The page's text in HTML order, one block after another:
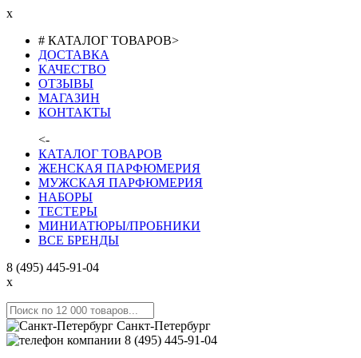
x
# КАТАЛОГ ТОВАРОВ>
ДОСТАВКА
КАЧЕСТВО
ОТЗЫВЫ
МАГАЗИН
КОНТАКТЫ
<-
КАТАЛОГ ТОВАРОВ
ЖЕНСКАЯ ПАРФЮМЕРИЯ
МУЖСКАЯ ПАРФЮМЕРИЯ
НАБОРЫ
ТЕСТЕРЫ
МИНИАТЮРЫ/ПРОБНИКИ
ВСЕ БРЕНДЫ
8 (495) 445-91-04
x
Санкт-Петербург
8 (495) 445-91-04